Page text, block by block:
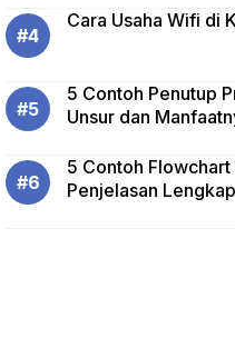
Cara Usaha Wifi di
5 Contoh Penutup
Unsur dan
5 Contoh Flowchart
Penjelasan Lengkap